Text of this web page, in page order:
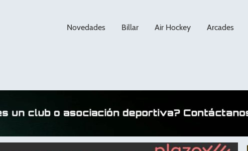
Novedades Billar Air Hockey Arcades